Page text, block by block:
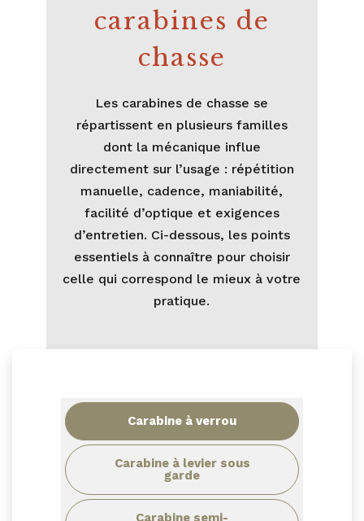
carabines de
chasse
Les carabines de chasse se
répartissent en plusieurs familles
dont la mécanique influe
directement sur l’usage : répétition
manuelle, cadence, maniabilité,
facilité d’optique et exigences
d’entretien. Ci-dessous, les points
essentiels à connaître pour choisir
celle qui correspond le mieux à votre
pratique.
Carabine à verrou
Carabine à levier sous
garde
Carabine semi-